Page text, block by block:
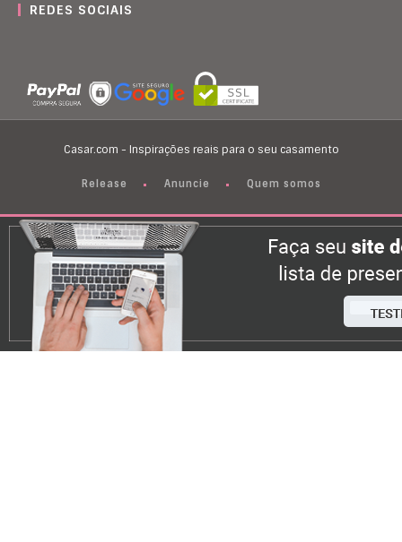
REDES SOCIAIS
Casar.com - Inspirações reais para o seu casamento
Release Anuncie Quem somos